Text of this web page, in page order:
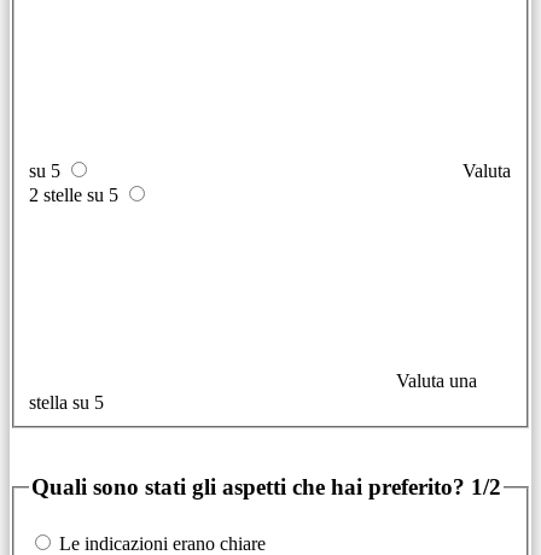
su 5
Valuta
2 stelle su 5
Valuta una
stella su 5
Quali sono stati gli aspetti che hai preferito? 1/2
Le indicazioni erano chiare